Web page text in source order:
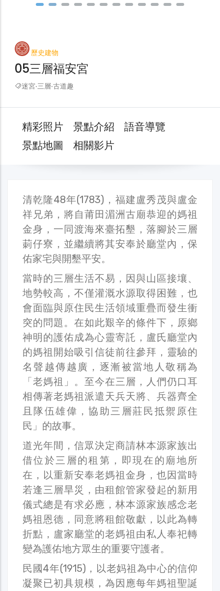
歷史建物
05三層福安宮
迷宮‧三層‧古道趣
精彩照片 景點介紹
語音導覽
景點地圖
相關影片
清乾隆48年(1783)，福建盧秀茂與盧金
祥兄弟，將自莆田湄洲古廟恭迎的媽祖
金身，一同渡海來臺拓墾，落腳於三層
莿仔寮，並繼續將其安奉於廳堂內，保
佑家宅與開墾平安。
當時的三層生活不易，因與山區接壤、
地勢較高，不僅灌溉水源取得困難，也
會面臨與原住民生活領域重疊而發生衝
突的問題。在如此艱辛的條件下，原鄉
神明的護佑成為心靈寄託，盧氏廳堂內
的媽祖開始吸引信徒前往參拜，靈驗的
名聲越傳越廣，逐漸被當地人敬稱為
「老媽祖」。至今在三層，人們仍口耳
相傳著老媽祖派遣天兵天將、兵器齊全
且隊伍雄偉，協助三層莊民抵禦原住
民」的故事。
道光年間，信眾決定商請林本源家族出
借位於三層的租第，即現在的廟地所
在，以重新安奉老媽祖金身，也因當時
若逢三層旱災，由租館管家發起的新用
儀式總是有求必應，林本源家族感念老
媽祖恩德，同意將租館敬獻，以此為轉
折點，盧家廳堂的老媽祖由私人奉祀轉
變為護佑地方眾生的重要守護者。
民國4年(1915)，以老妈祖為中心的信仰
凝聚已初具規模，為因應每年媽祖聖誕